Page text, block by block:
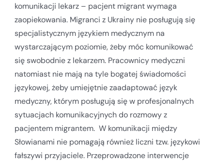
komunikacji lekarz – pacjent migrant wymaga
zaopiekowania. Migranci z Ukrainy nie posługują się
specjalistycznym językiem medycznym na
wystarczającym poziomie, żeby móc komunikować
się swobodnie z lekarzem. Pracownicy medyczni
natomiast nie mają na tyle bogatej świadomości
językowej, żeby umiejętnie zaadaptować język
medyczny, którym posługują się w profesjonalnych
sytuacjach komunikacyjnych do rozmowy z
pacjentem migrantem. W komunikacji między
Słowianami nie pomagają również liczni tzw. językowi
fałszywi przyjaciele. Przeprowadzone interwencje